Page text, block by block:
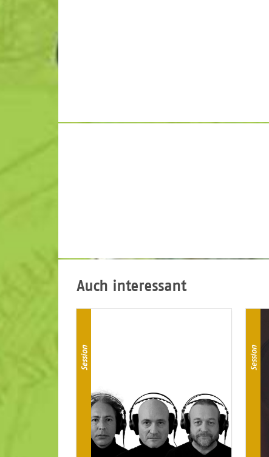
Auch interessant
Session Session